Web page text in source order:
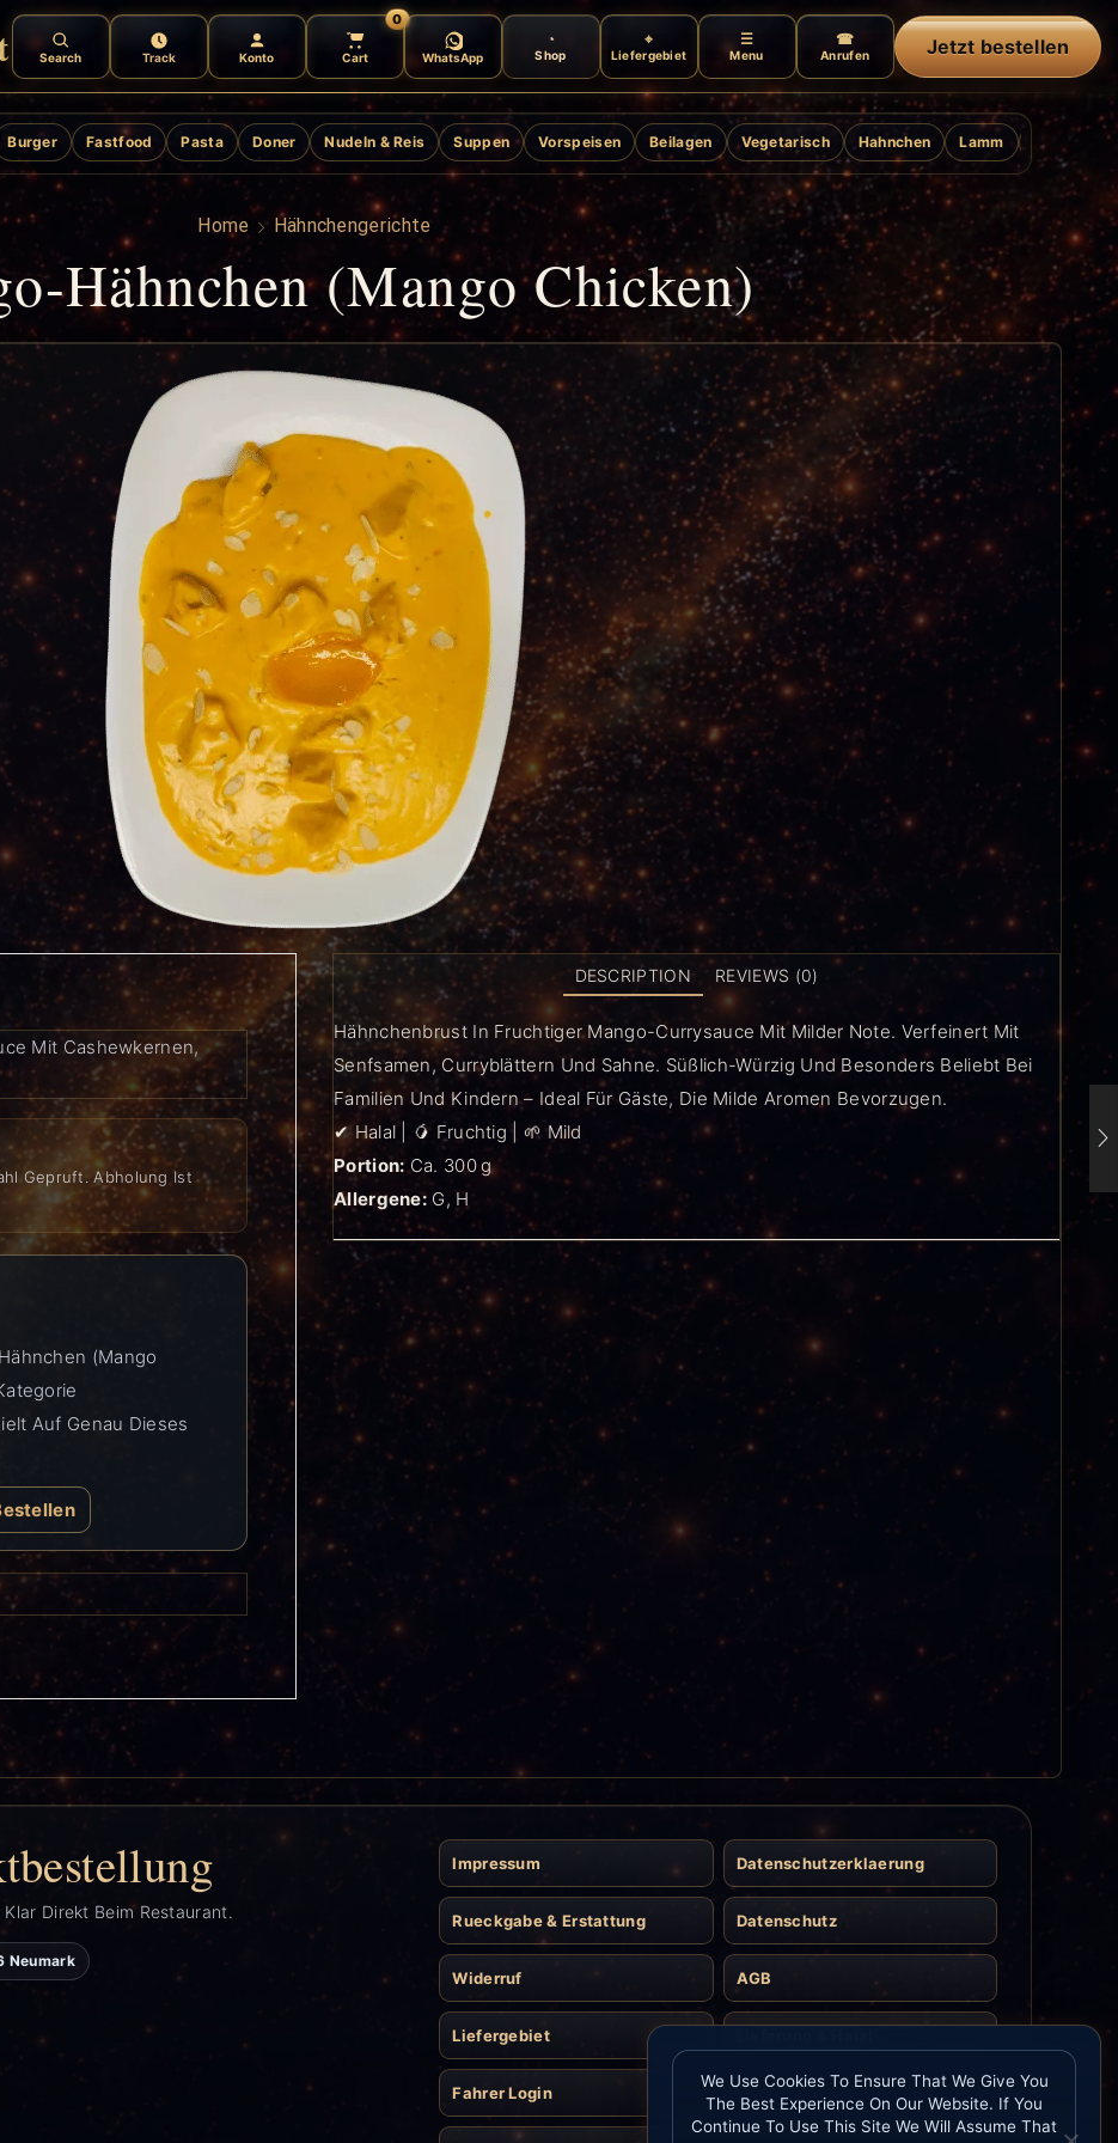
Menu
Shop Liefergebiet
Search Track Konto Cart
0
WhatsApp Anrufen Jetzt bestellen
Burger Fastfood Pasta Doner Nudeln & Reis Suppen Vorspeisen Beilagen Vegetarisch Hahnchen Lamm Ente
Home Hähnchengerichte
Hähnchen (Mango Chicken)
Mit Cashewkernen,
Gepruft. Abholung Ist
(Mango
Auf Genau Dieses
DESCRIPTION REVIEWS (0)
Hähnchenbrust In Fruchtiger Mango-Currysauce Mit Milder Note. Verfeinert Mit
Senfsamen, Curryblättern Und Sahne. Süßlich-Würzig Und Besonders Beliebt Bei
Familien Und Kindern – Ideal Für Gäste, Die Milde Aromen Bevorzugen.
✔ Halal | 🥭 Fruchtig | 🌱 Mild
Portion:Ca. 300 G
Allergene: G, H
Direkt Beim Restaurant.
Neumark
Impressum Datenschutzerklaerung
Rueckgabe & Erstattung Datenschutz
Widerruf AGB
Liefergebiet
Fahrer Login Kontakt
We Use Cookies To Ensure That We Give You
The Best Experience On Our Website. If You
Continue To Use This Site We Will Assume That